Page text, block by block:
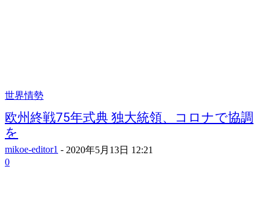
世界情勢
欧州終戦75年式典 独大統領、コロナで協調
を
mikoe-editor1 - 2020年5月13日 12:21
0